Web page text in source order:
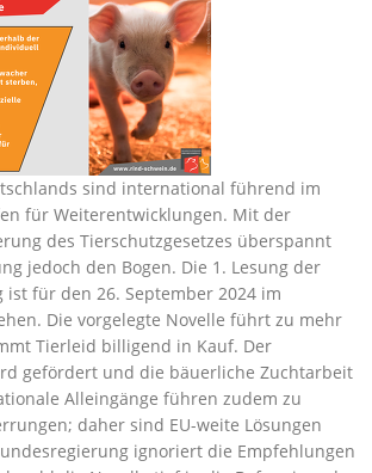
sind international führend im
für Weiterentwicklungen. Mit der
des Tierschutzgesetzes überspannt
jedoch den Bogen. Die 1. Lesung der
ist für den 26. September 2024 im
Die vorgelegte Novelle führt zu mehr
Tierleid billigend in Kauf. Der
gefördert und die bäuerliche Zuchtarbeit
Alleingänge führen zudem zu
daher sind EU-weite Lösungen
ignoriert die Empfehlungen